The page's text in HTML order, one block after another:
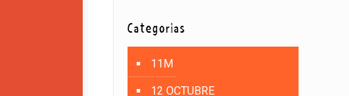
Categorías
11M
12 OCTUBRE